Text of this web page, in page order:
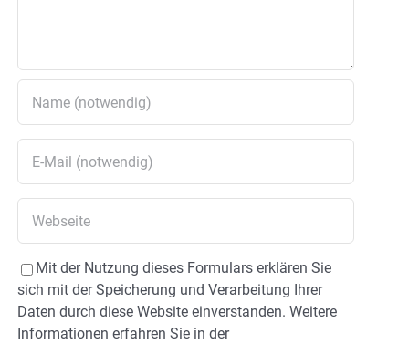
Mit der Nutzung dieses Formulars erklären Sie
sich mit der Speicherung und Verarbeitung Ihrer
Daten durch diese Website einverstanden. Weitere
Informationen erfahren Sie in der